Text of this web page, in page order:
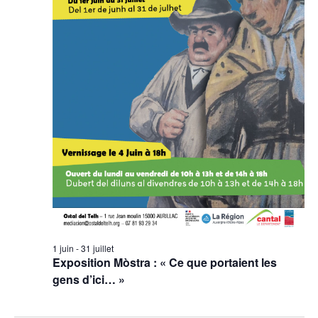
Exposition Mòstra : « Ce que portaient les
gens d’ici… »
1 juin -31 juillet